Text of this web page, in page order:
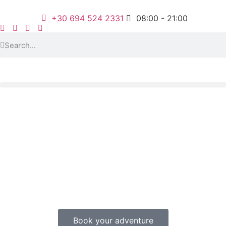
+30 694 524 2331 08:00 - 21:00
Book your adventure